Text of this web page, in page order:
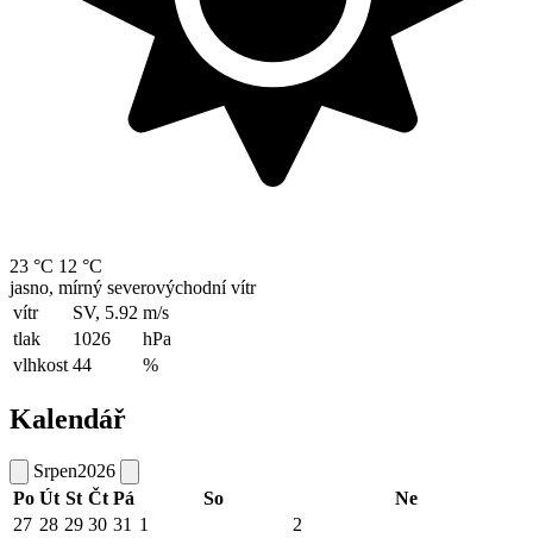
23 °C 12 °C
jasno, mírný severovýchodní vítr
vítr
SV, 5.92 m/s
tlak
1026
hPa
vlhkost 44 %
Kalendář
Srpen2026
Po Út St Čt Pá So
Ne
27 28 29 30 31 1 2